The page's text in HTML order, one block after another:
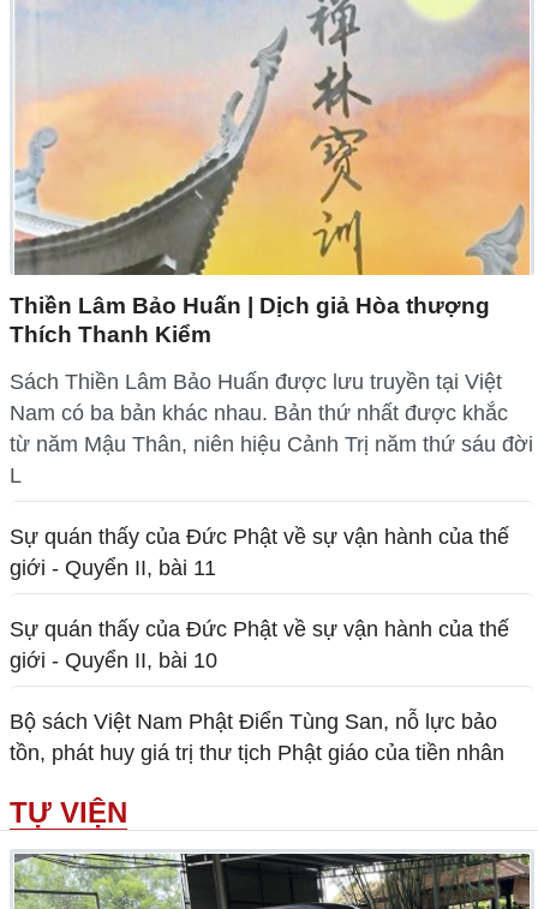
Thiền Lâm Bảo Huấn | Dịch giả Hòa thượng
Thích Thanh Kiểm
Sách Thiền Lâm Bảo Huấn được lưu truyền tại Việt
Nam có ba bản khác nhau. Bản thứ nhất được khắc
từ năm Mậu Thân, niên hiệu Cảnh Trị năm thứ sáu đời
L
Sự quán thấy của Đức Phật về sự vận hành của thế
giới - Quyển II, bài 11
Sự quán thấy của Đức Phật về sự vận hành của thế
giới - Quyển II, bài 10
Bộ sách Việt Nam Phật Điển Tùng San, nỗ lực bảo
tồn, phát huy giá trị thư tịch Phật giáo của tiền nhân
TỰ VIỆN